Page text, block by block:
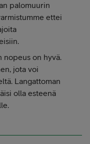
palomuurin
ettei
nopeus on hyvä.
jota voi
Langattoman
olla esteenä